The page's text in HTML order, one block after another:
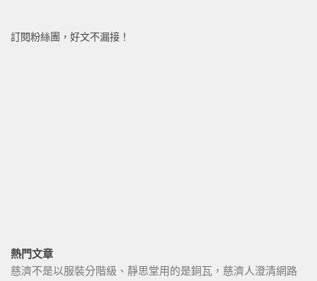
訂閱粉絲團，好文不漏接！
熱門文章
慈濟不是以服裝分階級、靜思堂用的是銅瓦，慈濟人澄清網路